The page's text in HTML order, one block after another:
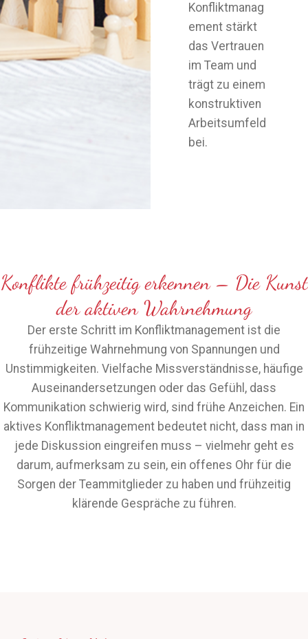
Konfliktmanag
ement stärkt
das Vertrauen
im Team und
trägt zu einem
konstruktiven
Arbeitsumfeld
bei.
Konflikte frühzeitig erkennen – Die Kunst
der aktiven Wahrnehmung
Der erste Schritt im Konfliktmanagement ist die
frühzeitige Wahrnehmung von Spannungen und
Unstimmigkeiten. Vielfache Missverständnisse, häufige
Auseinandersetzungen oder das Gefühl, dass
Kommunikation schwierig wird, sind frühe Anzeichen. Ein
aktives Konfliktmanagement bedeutet nicht, dass man in
jede Diskussion eingreifen muss – vielmehr geht es
darum, aufmerksam zu sein, ein offenes Ohr für die
Sorgen der Teammitglieder zu haben und frühzeitig
klärende Gespräche zu führen.